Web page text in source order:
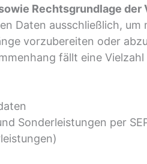
Rechtsgrundlage der
Daten ausschließlich,
vorzubereiten oder
fällt eine
Sonderleistungen per